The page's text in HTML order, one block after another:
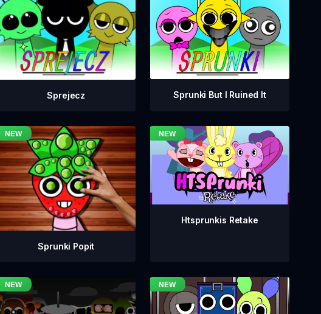
Sprejecz Sprunki But I Ruined It
Sprunki Popit
Htsprunkis Retake